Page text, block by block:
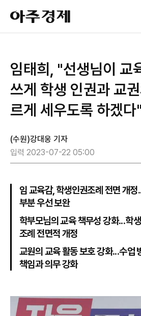
아
주
경
임태희, "선생님이 교
쓰게 학생 인권과 교
르게 세우도록 하겠다"
(수원)강대웅 기자
입력 2023-07-22 05:00
임 교육감, 학생인권조례 전면 개
부분 우선 보완
학부모님의 교육 책무성 강화...학
조례 전면적 개정
교원의 교육 활동 보호 강화...수업
책임과 의무 강화